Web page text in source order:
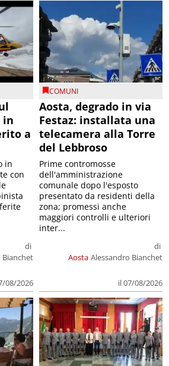
in
a
di
Bianchet
08/2026
in
con
COMUNI
Aosta, degrado in via
Festaz: installata una
telecamera alla Torre
del Lebbroso
Aosta
di
Alessandro Bianchet
il 07/08/2026
Prime contromosse
dell'amministrazione
comunale dopo l'esposto
presentato da residenti della
zona; promessi anche
maggiori controlli e ulteriori
inter...